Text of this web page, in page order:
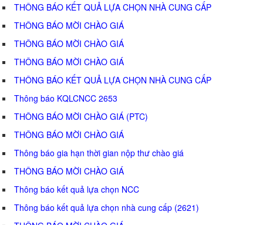
THÔNG BÁO KẾT QUẢ LỰA CHỌN NHÀ CUNG CẤP
THÔNG BÁO MỜI CHÀO GIÁ
THÔNG BÁO MỜI CHÀO GIÁ
THÔNG BÁO MỜI CHÀO GIÁ
THÔNG BÁO KẾT QUẢ LỰA CHỌN NHÀ CUNG CẤP
Thông báo KQLCNCC 2653
THÔNG BÁO MỜI CHÀO GIÁ (PTC)
THÔNG BÁO MỜI CHÀO GIÁ
Thông báo gia hạn thời gian nộp thư chào giá
THÔNG BÁO MỜI CHÀO GIÁ
Thông báo kết quả lựa chọn NCC
Thông báo kết quả lựa chọn nhà cung cấp (2621)